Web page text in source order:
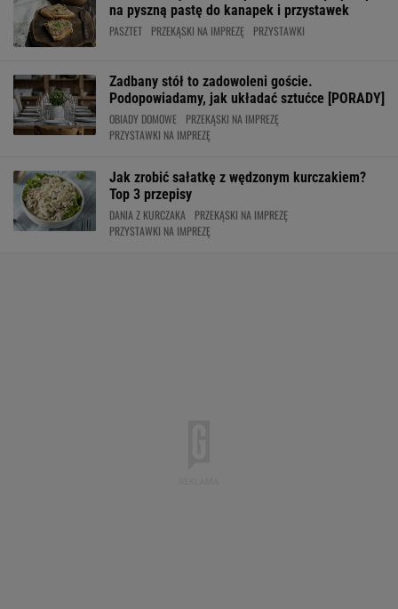
na pyszną pastę do kanapek i przystawek
PASZTET PRZEKĄSKI NA IMPREZĘ PRZYSTAWKI
Zadbany stół to zadowoleni goście.
Podopowiadamy, jak układać sztućce [PORADY]
OBIADY DOMOWE
PRZEKĄSKI NA IMPREZĘ
PRZYSTAWKI NA IMPREZĘ
Jak zrobić sałatkę z wędzonym kurczakiem?
Top 3 przepisy
DANIA Z KURCZAKA
PRZEKĄSKI NA IMPREZĘ
PRZYSTAWKI NA IMPREZĘ